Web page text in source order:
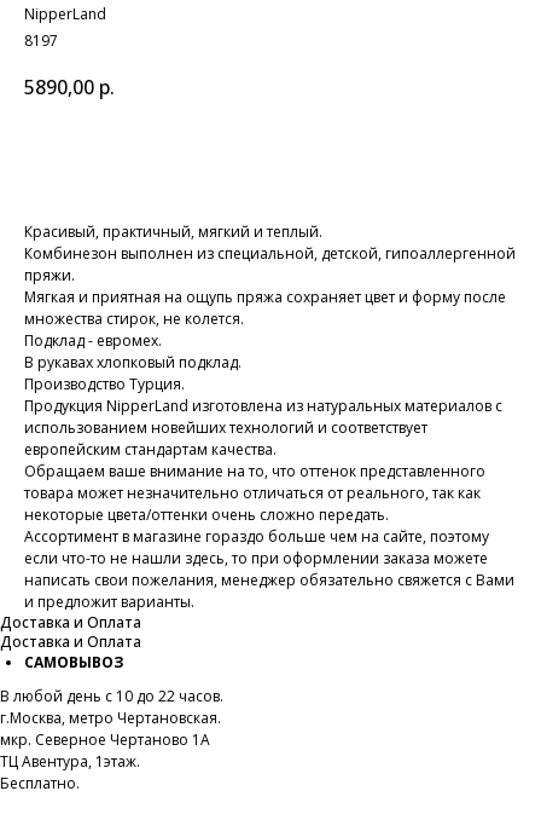
NipperLand
8197
5890,00 р.
Красивый, практичный, мягкий и теплый.
Комбинезон выполнен из специальной, детской, гипоаллергенной
пряжи.
Мягкая и приятная на ощупь пряжа сохраняет цвет и форму после
множества стирок, не колется.
Подклад - евромех.
В рукавах хлопковый подклад.
Производство Турция.
Продукция NipperLand изготовлена из натуральных материалов с
использованием новейших технологий и соответствует
европейским стандартам качества.
Обращаем ваше внимание на то, что оттенок представленного
товара может незначительно отличаться от реального, так как
некоторые цвета/оттенки очень сложно передать.
Ассортимент в магазине гораздо больше чем на сайте, поэтому
если что-то не нашли здесь, то при оформлении заказа можете
написать свои пожелания, менеджер обязательно свяжется с Вами
и предложит варианты.
Доставка и Оплата
Доставка и Оплата
САМОВЫВОЗ
В любой день с 10 до 22 часов.
г.Москва, метро Чертановская.
мкр. Северное Чертаново 1А
ТЦ Авентура, 1этаж.
Бесплатно.